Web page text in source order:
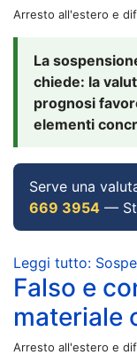
Arresto all'estero e
La
chiede: la
prognosi
elementi
Serve una
669 3954 —
Leggi tutto:
Falso e
materiale
Arresto all'estero e